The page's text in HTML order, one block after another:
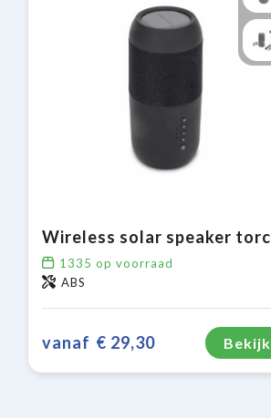
1335 op voorraad
ABS
vanaf € 29,30 Bekijk